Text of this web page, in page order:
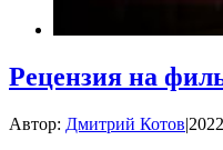
Рецензия на
Автор: Дмитрий Котов|